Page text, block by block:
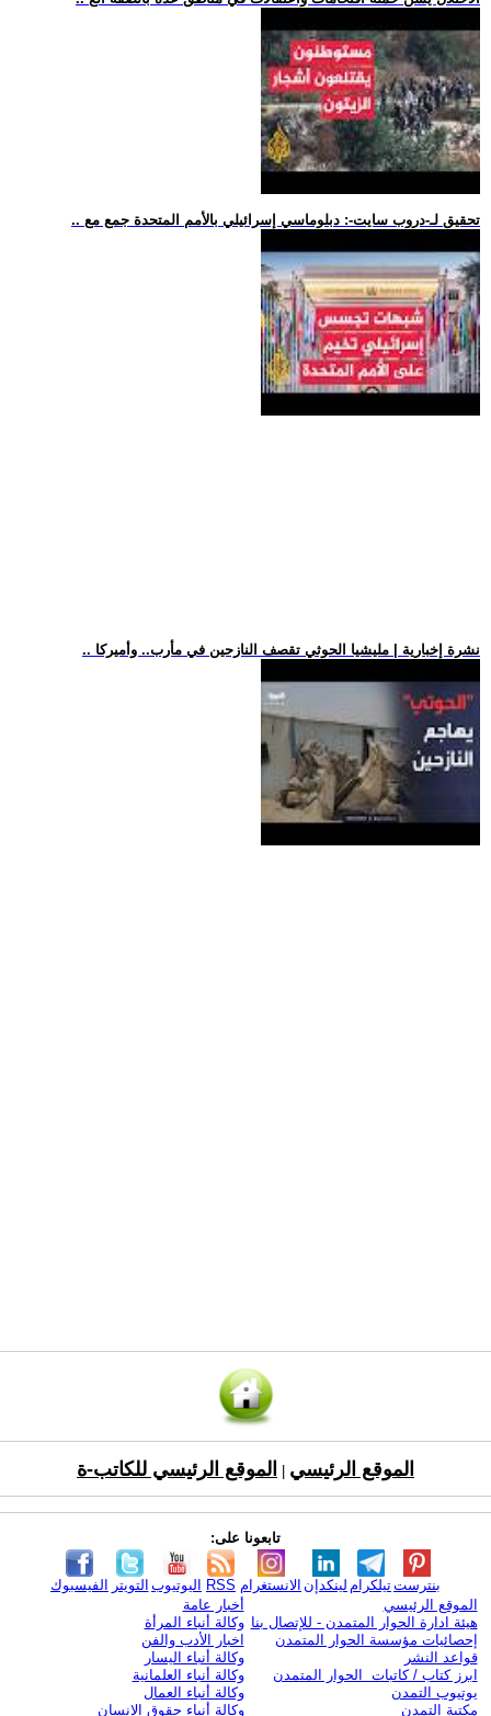
.. تحقيق لـ-دروب سايت-: دبلوماسي إسرائيلي بالأمم المتحدة جمع مع
.. نشرة إخبارية | مليشيا الحوثي تقصف النازحين في مأرب.. وأميركا
الموقع الرئيسي الموقع الرئيسي للكاتب-ة
تابعونا على:
الفيسبوك التويتر اليوتيوب RSS الانستغرام لينكدإن تيلكرامبنترست
الموقع الرئيسي
هيئة ادارة الحوار المتمدن - للإتصال بنا
إحصائيات مؤسسة الحوار المتمدن
قواعد النشر
ابرز كتاب / كاتبات الحوار المتمدن
يوتيوب التمدن
مكتبة التمدن
أخبار عامة
وكالة أنباء المرأة
اخبار الأدب والفن
وكالة أنباء اليسار
وكالة أنباء العلمانية
وكالة أنباء العمال
وكالة أنباء حقوق الإنسان